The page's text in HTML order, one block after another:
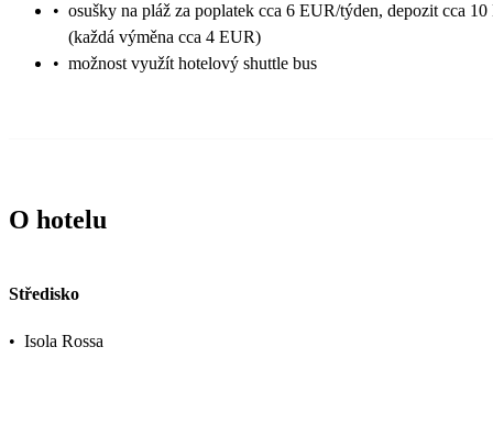
• osušky na pláž za poplatek cca 6 EUR/týden, depozit cca
(každá výměna cca 4 EUR)
• možnost využít hotelový shuttle bus
O hotelu
Středisko
• Isola Rossa